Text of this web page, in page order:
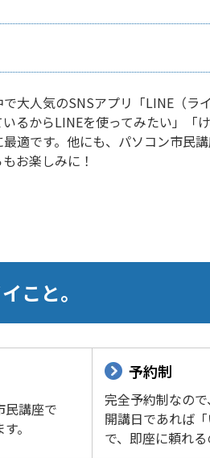
大人気のSNSアプリ「LINE（ラ
るからLINEを使ってみたい」「
最適です。他にも、パソコン市民
お楽しみに！
こと。
民講座で
。
予約制
完全予約制なの
開講日であれば
で、即座に頼れる